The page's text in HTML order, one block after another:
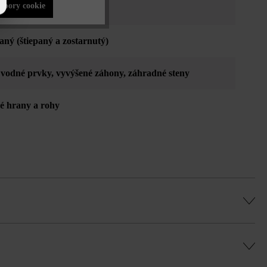
(štiepaný a zostarnutý)
prvky, vyvýšené záhony, záhradné steny
hrany a rohy
na riadkovú väzbu uveďte pre každú
cookie